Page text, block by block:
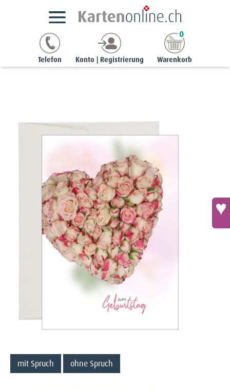
Telefon Konto | Registrierung Warenkorb
0
Ereigniskarte «zum Geburtstag» - Rosenherz
mit Spruch ohne Spruch